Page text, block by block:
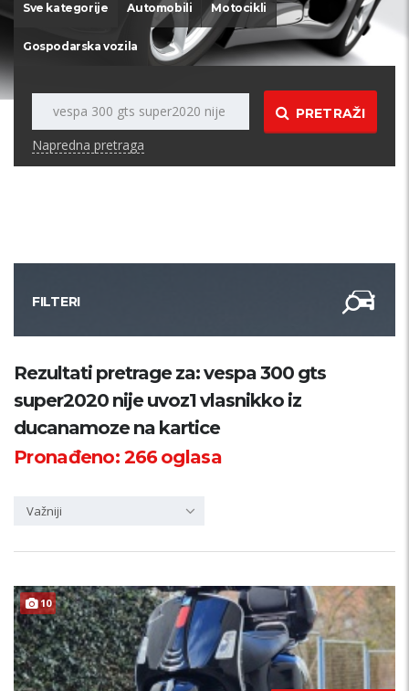
Sve kategorije Automobili Motocikli
Gospodarska vozila
PRETRAŽI
Napredna pretraga
FILTERI
Kategorija
Samo sa slikom
Rezultati pretrage za: vespa 300 gts
super2020 nije uvoz1 vlasnikko iz
ducanamoze na kartice
Pronađeno:266oglasa
Važniji
10